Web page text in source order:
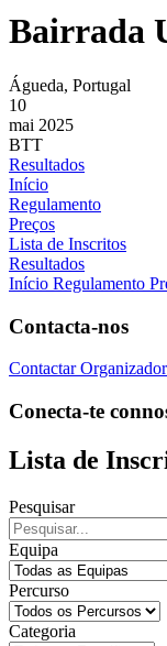
Bairrada
Águeda, Portugal
10
mai 2025
BTT
Resultados
Início
Regulamento
Preços
Lista de Inscritos
Resultados
Início Regulamento
Contacta-nos
Contactar
Conecta-te
Lista de
Pesquisar
Equipa
Percurso
Categoria